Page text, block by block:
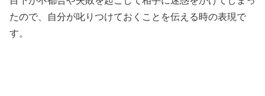
たので、自分が叱りつけておくことを伝える時の表現で
す。